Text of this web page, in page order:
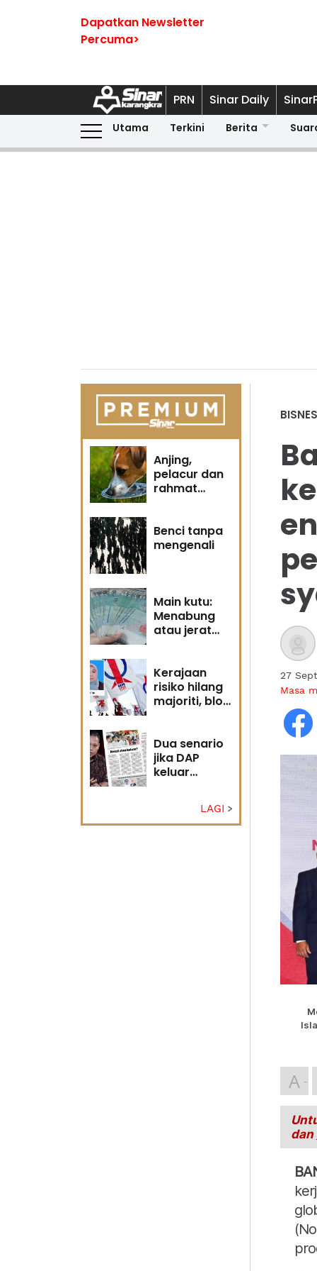
Dapatkan Newsletter
Percuma>
PRN Sinar Daily
Utama Terkini Berita
Anjing,
pelacur dan
rahmat
Benci tanpa
mengenali
Main kutu:
Menabung
atau jerat
Kerajaan
risiko hilang
majoriti, blok
semula
Dua senario
jika DAP
keluar
LAGI
BISNES
27
Masa
A
dan